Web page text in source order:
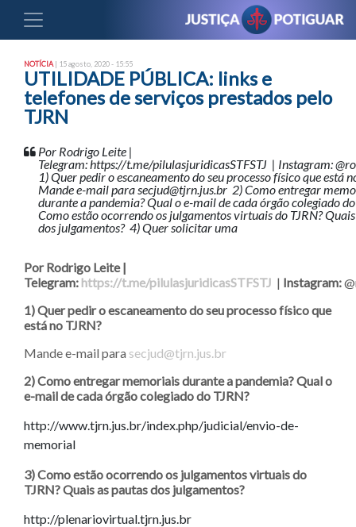
NOTÍCIA | 15 agosto, 2020 - 15:55
UTILIDADE PÚBLICA: links e
telefones de serviços prestados pelo
TJRN
Por Rodrigo Leite |
Telegram: https://t.me/pilulasjuridicasSTFSTJ | Instagram:
1) Quer pedir o escaneamento do seu processo físico que está
Mande e-mail para secjud@tjrn.jus.br 2) Como entregar
durante a pandemia? Qual o e-mail de cada órgão colegiado
Como estão ocorrendo os julgamentos virtuais do TJRN?
dos julgamentos? 4) Quer solicitar uma
Por Rodrigo Leite |
Telegram: https://t.me/pilulasjuridicasSTFSTJ | Instagram:
1) Quer pedir o escaneamento do seu processo físico que
está no TJRN?
Mande e-mail para secjud@tjrn.jus.br
2) Como entregar memoriais durante a pandemia? Qual o
e-mail de cada órgão colegiado do TJRN?
http://www.tjrn.jus.br/index.php/judicial/envio-de-
memorial
3) Como estão ocorrendo os julgamentos virtuais do
TJRN? Quais as pautas dos julgamentos?
http://plenariovirtual.tjrn.jus.br